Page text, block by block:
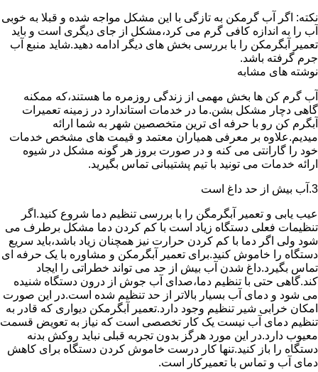
نکته: اگر آب گرمکن به تازگی با این مشکل مواجه شده و قبلا به خوبی
آب را به اندازه کافی گرم می کرد،مشکل از جای دیگری است و باید
تعمیر آبگرمکن را با بررسی بخش های دیگر ادامه دهید.شاید منبع آب
جرم گرفته باشد.
نوشته های مشابه
آب گرم کن ها بخش مهمی از زندگی روزمره ما هستند،که ممکنه
گاهی دچار مشکل بشن.ما در خدمات استاندارد در زمینه تعمیرات
آبگرم کن رو با حرفه ای ترین متخصصین شهر به شما ارائه
میدیم.علاوه بر معرفی همیاران معتمد و قیمت های مشخص خدمات
خود را گارانتی می کنه و در صورت بروز هر گونه مشکل در شیوه
ارائه خدمات می تونید با تیم پشتیبانی تماس بگیرید.
3.آب بیش از حد داغ است
عیب یابی و تعمیر آبگرمگن را با بررسی تنظیم دما شروع کنید.اگر
تنظیمات فعلی دستگاه زیاد است با کم کردن دما مشکل برطرف می
شود ولی اگر دما با کم کردن حرارت نیز همچنان زیاد باشد،باید سریع
دستگاه را خاموش کنید.برای تعمیر آبگرمکن و مشاوره با یک حرفه ای
تماس بگیرد.داغ شدن آب بیش از حد می تواند خطراتی را ایجاد
کند.گاهی حتی با تنظیم دما،صدای آب جوش از درون دستگاه شنیده
می شود و دمای آب بسیار بالاتر از حد تنظیم شده است.در این صورت
امکان خرابی شیر تنظیم وجود دارد.تعمیر آبگرمکن دیواری که قادر به
تنظیم دمای آب نیست یک کار تخصصی است که نیاز به تعویض قسمت
معیوب دارد.در این مورد هرگز بدون تجربه قبلی نباید روکش بدنه
دستگاه را باز کنید.تنها کار درست خاموش کردن دستگاه برای کاهش
دمای آب و تماس با تعمیرکار است.